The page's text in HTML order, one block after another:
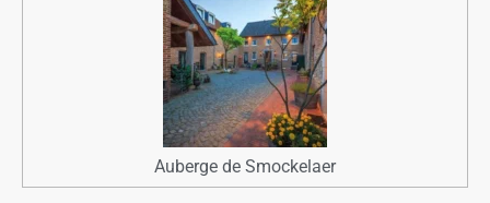
Auberge de Smockelaer